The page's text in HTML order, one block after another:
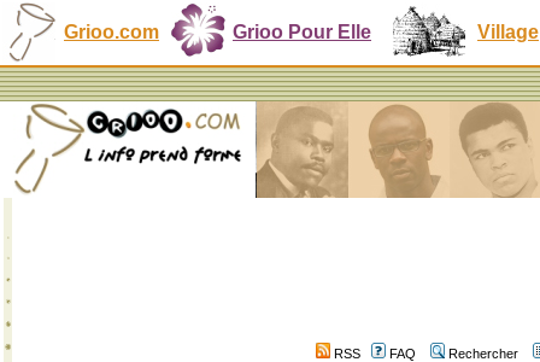
Grioo.com Grioo Pour Elle Village
RSS FAQ
Rechercher